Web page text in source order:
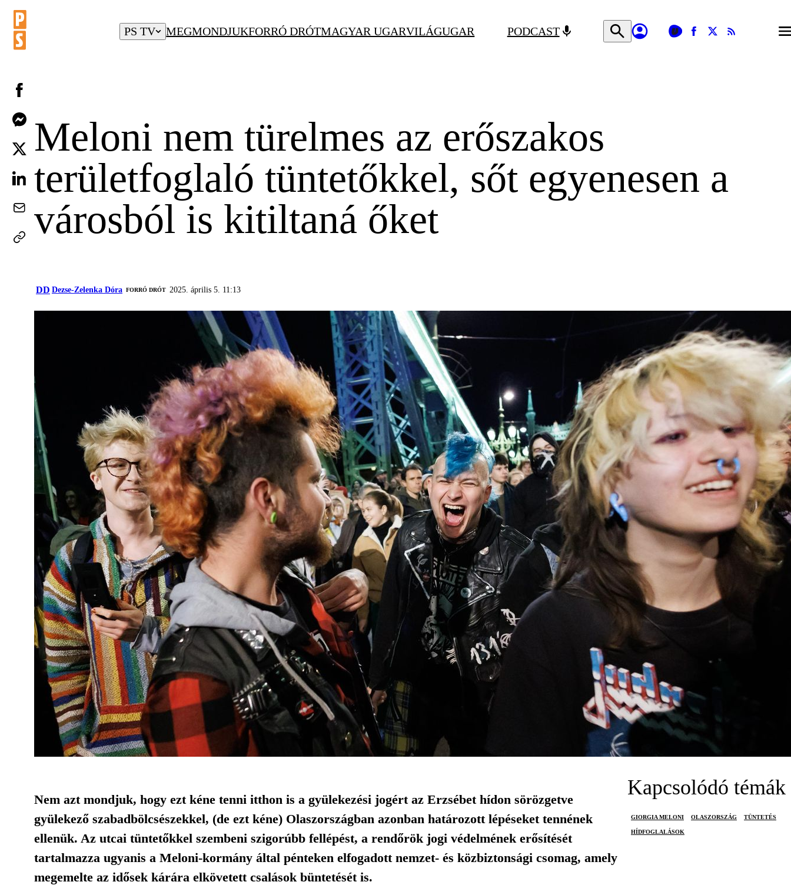
PS TV MEGMONDJUKFORRÓ DRÓTMAGYAR UGARVILÁGUGAR PODCAST
Meloni nem türelmes az erőszakos
területfoglaló tüntetőkkel, sőt egyenesen a
városból is kitiltaná őket
DD Dezse-Zelenka Dóra FORRÓ DRÓT 2025. április 5. 11:13
Nem azt mondjuk, hogy ezt kéne tenni itthon is a gyülekezési jogért az Erzsébet hídon sörözgetve
gyülekező szabadbölcsészekkel, (de ezt kéne) Olaszországban azonban határozott lépéseket tennének
ellenük. Az utcai tüntetőkkel szembeni szigorúbb fellépést, a rendőrök jogi védelmének erősítését
tartalmazza ugyanis a Meloni-kormány által pénteken elfogadott nemzet- és közbiztonsági csomag, amely
megemelte az idősek kárára elkövetett csalások büntetését is.
Kapcsolódó témák
GIORGIA MELONI OLASZORSZÁG TÜNTETÉS
HÍDFOGLALÁSOK